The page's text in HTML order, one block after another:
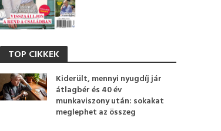
TOP CIKKEK
Kiderült, mennyi nyugdíj jár
átlagbér és 40 év
munkaviszony után: sokakat
meglephet az összeg